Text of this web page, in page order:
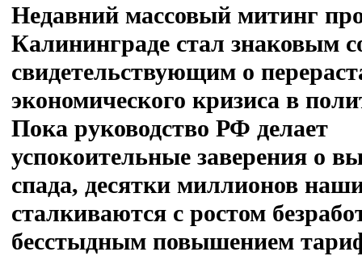
Недавний массовый митинг
Калининграде стал знаковым
свидетельствующим о
экономического кризиса в
Пока руководство РФ делает
успокоительные заверения о
спада, десятки миллионов
сталкиваются с ростом
бесстыдным повышением